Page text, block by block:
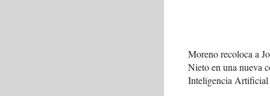
Moreno recoloca a
Nieto en una nueva
Inteligencia Artificial